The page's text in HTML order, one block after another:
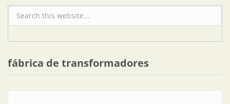
Formulario de búsqueda
fábrica de transformadores